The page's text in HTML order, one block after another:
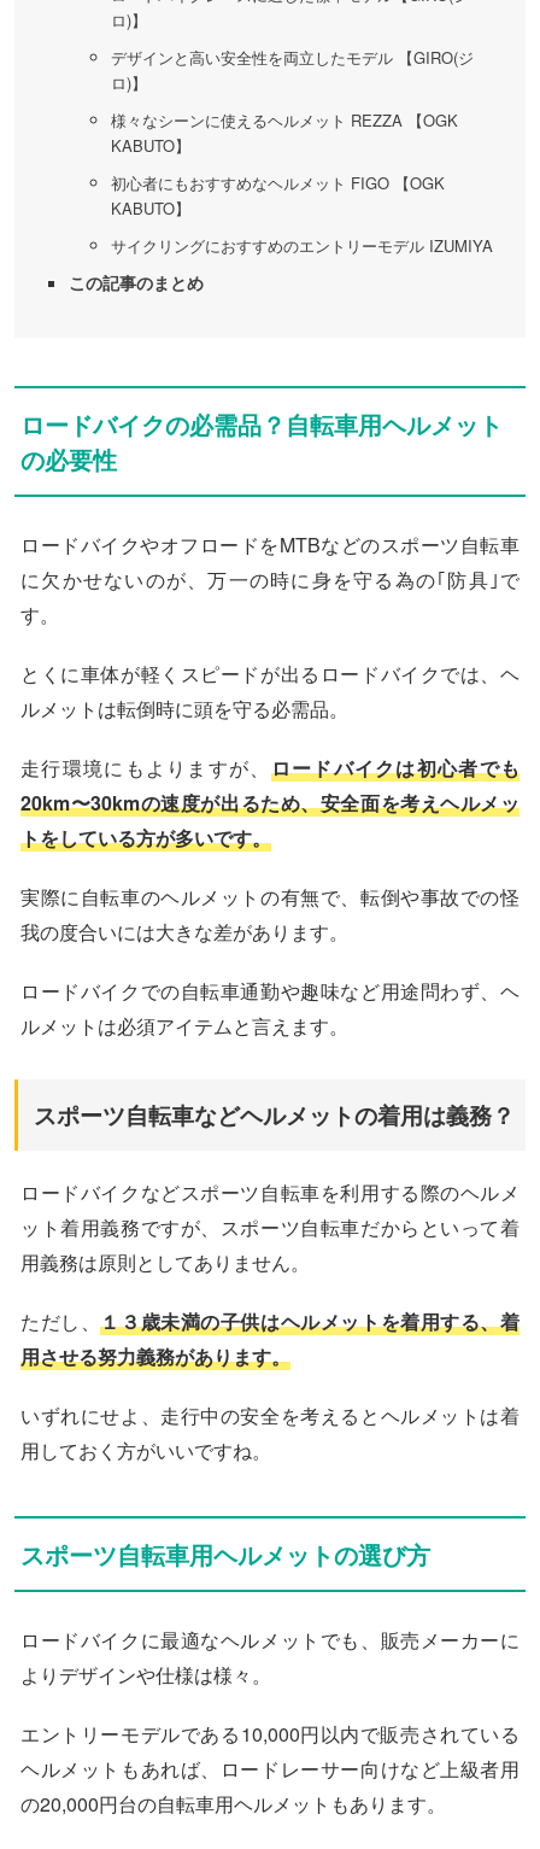
ロ)】
デザインと高い安全性を両立したモデル 【GIRO(ジ
ロ)】
様々なシーンに使えるヘルメット REZZA 【OGK
KABUTO】
初心者にもおすすめなヘルメット FIGO 【OGK
KABUTO】
サイクリングにおすすめのエントリーモデル IZUMIYA
この記事のまとめ
ロードバイクの必需品？自転車用ヘルメット
の必要性
ロードバイクやオフロードをMTBなどのスポーツ自転車
に欠かせないのが、万一の時に身を守る為の｢防具｣で
す。
とくに車体が軽くスピードが出るロードバイクでは、ヘ
ルメットは転倒時に頭を守る必需品。
走行環境にもよりますが、 ロードバイクは初心者でも
20km〜30kmの速度が出るため、安全面を考えヘルメッ
トをしている方が多いです。
実際に自転車のヘルメットの有無で、転倒や事故での怪
我の度合いには大きな差があります。
ロードバイクでの自転車通勤や趣味など用途問わず、ヘ
ルメットは必須アイテムと言えます。
スポーツ自転車などヘルメットの着用は義務？
ロードバイクなどスポーツ自転車を利用する際のヘルメ
ット着用義務ですが、スポーツ自転車だからといって着
用義務は原則としてありません。
ただし、１３歳未満の子供はヘルメットを着用する、着
用させる努力義務があります。
いずれにせよ、走行中の安全を考えるとヘルメットは着
用しておく方がいいですね。
スポーツ自転車用ヘルメットの選び方
ロードバイクに最適なヘルメットでも、販売メーカーに
よりデザインや仕様は様々。
エントリーモデルである10,000円以内で販売されている
ヘルメットもあれば、ロードレーサー向けなど上級者用
の20,000円台の自転車用ヘルメットもあります。